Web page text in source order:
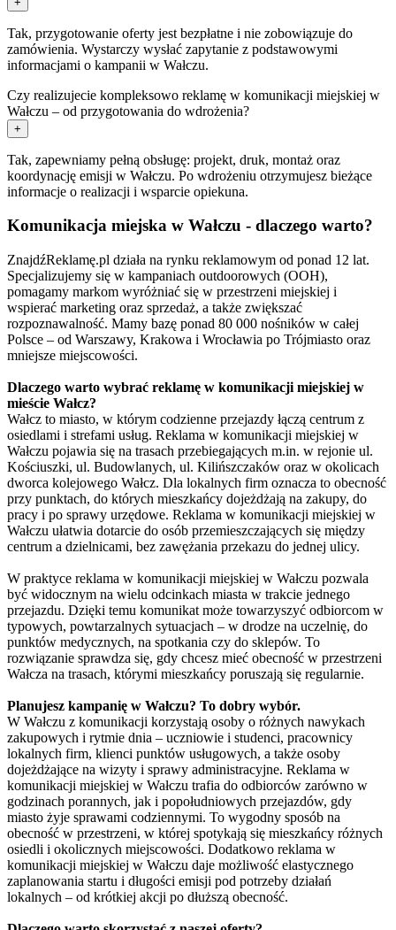
Tak, przygotowanie oferty jest bezpłatne i nie zobowiązuje do
zamówienia. Wystarczy wysłać zapytanie z podstawowymi
informacjami o kampanii w Wałczu.
Czy realizujecie kompleksowo reklamę w komunikacji miejskiej w
Wałczu – od przygotowania do wdrożenia?
+
Tak, zapewniamy pełną obsługę: projekt, druk, montaż oraz
koordynację emisji w Wałczu. Po wdrożeniu otrzymujesz bieżące
informacje o realizacji i wsparcie opiekuna.
Komunikacja miejska w Wałczu - dlaczego warto?
ZnajdźReklamę.pl działa na rynku reklamowym od ponad 12 lat.
Specjalizujemy się w kampaniach outdoorowych (OOH),
pomagamy markom wyróżniać się w przestrzeni miejskiej i
wspierać marketing oraz sprzedaż, a także zwiększać
rozpoznawalność. Mamy bazę ponad 80 000 nośników w całej
Polsce – od Warszawy, Krakowa i Wrocławia po Trójmiasto oraz
mniejsze miejscowości.
Dlaczego warto wybrać reklamę w komunikacji miejskiej w
mieście Wałcz?
Wałcz to miasto, w którym codzienne przejazdy łączą centrum z
osiedlami i strefami usług. Reklama w komunikacji miejskiej w
Wałczu pojawia się na trasach przebiegających m.in. w rejonie ul.
Kościuszki, ul. Budowlanych, ul. Kilińszczaków oraz w okolicach
dworca kolejowego Wałcz. Dla lokalnych firm oznacza to obecność
przy punktach, do których mieszkańcy dojeżdżają na zakupy, do
pracy i po sprawy urzędowe. Reklama w komunikacji miejskiej w
Wałczu ułatwia dotarcie do osób przemieszczających się między
centrum a dzielnicami, bez zawężania przekazu do jednej ulicy.
W praktyce reklama w komunikacji miejskiej w Wałczu pozwala
być widocznym na wielu odcinkach miasta w trakcie jednego
przejazdu. Dzięki temu komunikat może towarzyszyć odbiorcom w
typowych, powtarzalnych sytuacjach – w drodze na uczelnię, do
punktów medycznych, na spotkania czy do sklepów. To
rozwiązanie sprawdza się, gdy chcesz mieć obecność w przestrzeni
Wałcza na trasach, którymi mieszkańcy poruszają się regularnie.
Planujesz kampanię w Wałczu? To dobry wybór.
W Wałczu z komunikacji korzystają osoby o różnych nawykach
zakupowych i rytmie dnia – uczniowie i studenci, pracownicy
lokalnych firm, klienci punktów usługowych, a także osoby
dojeżdżające na wizyty i sprawy administracyjne. Reklama w
komunikacji miejskiej w Wałczu trafia do odbiorców zarówno w
godzinach porannych, jak i popołudniowych przejazdów, gdy
miasto żyje sprawami codziennymi. To wygodny sposób na
obecność w przestrzeni, w której spotykają się mieszkańcy różnych
osiedli i okolicznych miejscowości. Dodatkowo reklama w
komunikacji miejskiej w Wałczu daje możliwość elastycznego
zaplanowania startu i długości emisji pod potrzeby działań
lokalnych – od krótkiej akcji po dłuższą obecność.